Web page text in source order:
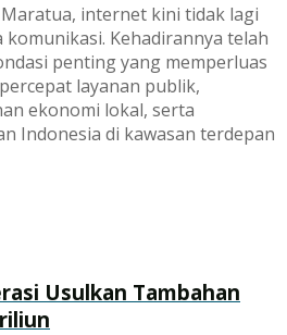
internet kini tidak lagi
Kehadirannya telah
penting yang memperluas
layanan publik,
ekonomi lokal, serta
Indonesia di kawasan terdepan
Usulkan Tambahan